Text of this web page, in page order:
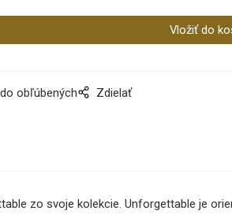
obľúbených Zdielať
zo svoje kolekcie. Unforgettable je